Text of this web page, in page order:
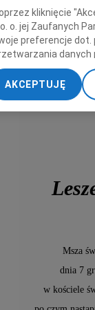
Msza
dnia 7
w kościele
kliknięcie
o. jej Zaufanych
preferencje dot.
danych
nasi Zaufani
danych
badnie
AKCEPTUJĘ